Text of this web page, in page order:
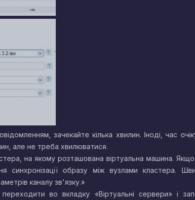
зачекайте кілька хвилин. Іноді, час
але не треба хвилюватися.
на якому розташована віртуальна машина.
синхронізації образу між вузлами кластера.
каналу зв'язку.»
во вкладку «Віртуальні сервери» і